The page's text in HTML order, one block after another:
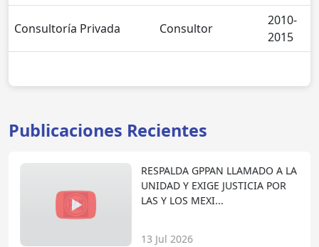
Consultoría Privada Consultor
2010-
2015
Publicaciones Recientes
RESPALDA GPPAN LLAMADO A LA
UNIDAD Y EXIGE JUSTICIA POR
LAS Y LOS MEXI...
13 Jul 2026